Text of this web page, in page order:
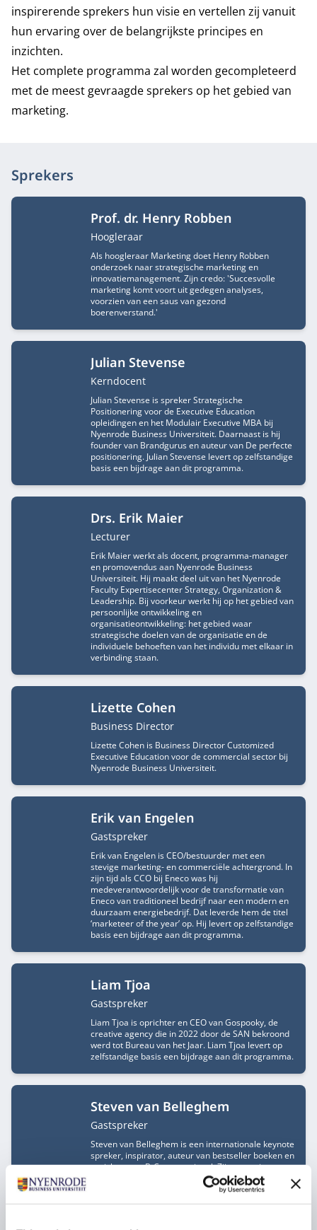
inspirerende sprekers hun visie en vertellen zij vanuit
hun ervaring over de belangrijkste principes en
inzichten.
Het complete programma zal worden gecompleteerd
met de meest gevraagde sprekers op het gebied van
marketing.
Sprekers
Prof. dr. Henry Robben
Functietitel
Hoogleraar
Als hoogleraar Marketing doet Henry Robben
onderzoek naar strategische marketing en
innovatiemanagement. Zijn credo: 'Succesvolle
marketing komt voort uit gedegen analyses,
voorzien van een saus van gezond
boerenverstand.'
Julian Stevense
Functietitel
Kerndocent
Julian Stevense is spreker Strategische
Positionering voor de Executive Education
opleidingen en het Modulair Executive MBA bij
Nyenrode Business Universiteit. Daarnaast is hij
founder van Brandgurus en auteur van De perfecte
positionering. Julian Stevense levert op zelfstandige
basis een bijdrage aan dit programma.
Drs. Erik Maier
Functietitel
Lecturer
Erik Maier werkt als docent, programma-manager
en promovendus aan Nyenrode Business
Universiteit. Hij maakt deel uit van het Nyenrode
Faculty Expertisecenter Strategy, Organization &
Leadership. Bij voorkeur werkt hij op het gebied van
persoonlijke ontwikkeling en
organisatieontwikkeling: het gebied waar
strategische doelen van de organisatie en de
individuele behoeften van het individu met elkaar in
verbinding staan.
Lizette Cohen
Functietitel
Business Director
Lizette Cohen is Business Director Customized
Executive Education voor de commercial sector bij
Nyenrode Business Universiteit.
Erik van Engelen
Functietitel
Gastspreker
Erik van Engelen is CEO/bestuurder met een
stevige marketing- en commerciële achtergrond. In
zijn tijd als CCO bij Eneco was hij
medeverantwoordelijk voor de transformatie van
Eneco van traditioneel bedrijf naar een modern en
duurzaam energiebedrijf. Dat leverde hem de titel
‘marketeer of the year’ op. Hij levert op zelfstandige
basis een bijdrage aan dit programma.
Liam Tjoa
Functietitel
Gastspreker
Liam Tjoa is oprichter en CEO van Gospooky, de
creative agency die in 2022 door de SAN bekroond
werd tot Bureau van het Jaar. Liam Tjoa levert op
zelfstandige basis een bijdrage aan dit programma.
Steven van Belleghem
Functietitel
Gastspreker
Steven van Belleghem is een internationale keynote
spreker, inspirator, auteur van bestseller boeken en
oprichter van B-Conversational. Zijn expertise en
passie liggen bij de toekomst van Customer
Experience. Zijn missie is om bedrijven te